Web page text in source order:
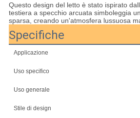
Questo design del letto è stato ispirato
testiera a specchio arcuata simboleggia
sparsa, creando un'atmosfera lussuosa
Specifiche
Applicazione
Uso specifico
Uso generale
Stile di design